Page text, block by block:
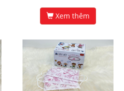
Xem thêm